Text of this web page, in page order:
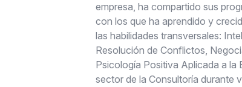
empresa, ha compartido sus
con los que ha aprendido y
las habilidades transversales:
Resolución de Conflictos,
Psicología Positiva Aplicada a la
sector de la Consultoría durante